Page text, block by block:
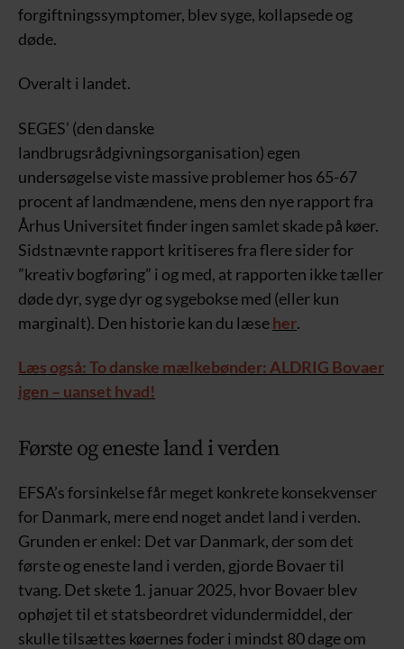
forgiftningssymptomer, blev syge, kollapsede og
døde.
Overalt i landet.
SEGES’ (den danske
landbrugsrådgivningsorganisation) egen
undersøgelse viste massive problemer hos 65-67
procent af landmændene, mens den nye rapport fra
Århus Universitet finder ingen samlet skade på køer.
Sidstnævnte rapport kritiseres fra flere sider for
”kreativ bogføring” i og med, at rapporten ikke tæller
døde dyr, syge dyr og sygebokse med (eller kun
marginalt). Den historie kan du læseher.
Læs også: To danske mælkebønder: ALDRIG Bovaer
igen – uanset hvad!
Første og eneste land i verden
EFSA’s forsinkelse får meget konkrete konsekvenser
for Danmark, mere end noget andet land i verden.
Grunden er enkel: Det var Danmark, der som det
første og eneste land i verden, gjorde Bovaer til
tvang. Det skete 1. januar 2025, hvor Bovaer blev
ophøjet til et statsbeordret vidundermiddel, der
skulle tilsættes køernes foder i mindst 80 dage om